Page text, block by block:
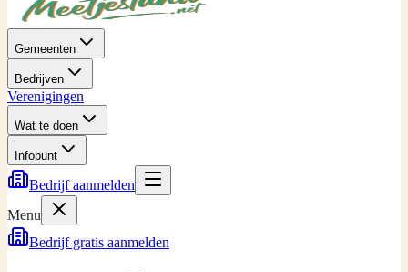
Gemeenten
Bedrijven
Verenigingen
Wat te doen
Infopunt
Bedrijf aanmelden
Menu
Bedrijf gratis aanmelden